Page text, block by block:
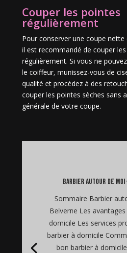
Couper les pointes
régulièrement
Pour conserver une coupe
il est recommandé de couper
régulièrement. Si vous ne
le coiffeur, munissez-vous de
qualité et procédez à des
couper les pointes sèches sans
générale de votre coupe.
barbier autour de moi
Sommaire Barbier
Belverne Les avantages
domicile Les services
barbier à domicile
bon barbier à